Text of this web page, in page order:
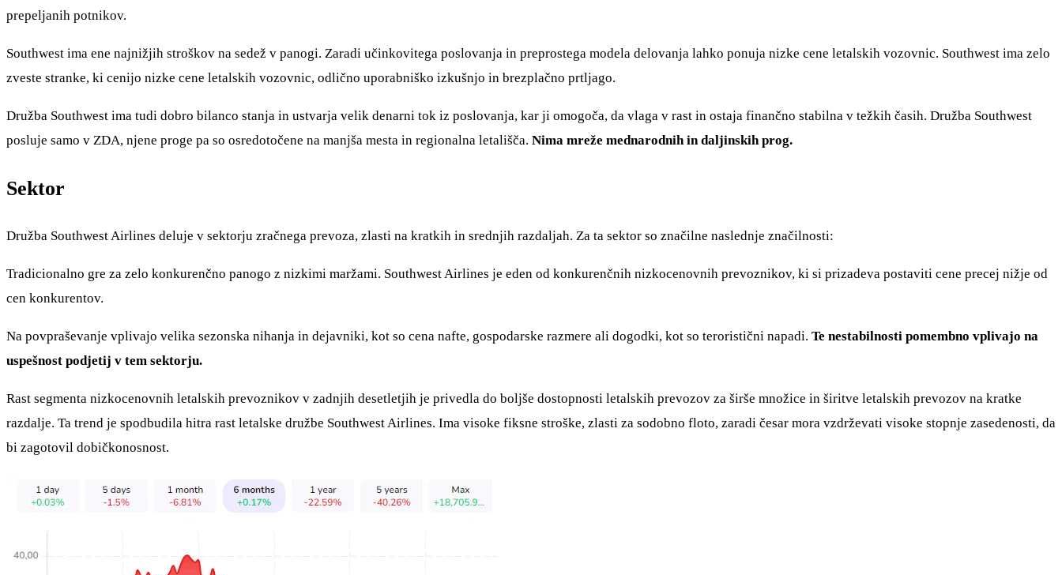
prepeljanih potnikov.
Southwest ima ene najnižjih stroškov na sedež v panogi. Zaradi učinkovitega poslovanja in preprostega modela delovanja lahko ponuja nizke cene letalskih vozovnic. Southwest ima zelo
zveste stranke, ki cenijo nizke cene letalskih vozovnic, odlično uporabniško izkušnjo in brezplačno prtljago.
Družba Southwest ima tudi dobro bilanco stanja in ustvarja velik denarni tok iz poslovanja, kar ji omogoča, da vlaga v rast in ostaja finančno stabilna v težkih časih. Družba Southwest
posluje samo v ZDA, njene proge pa so osredotočene na manjša mesta in regionalna letališča. Nima mreže mednarodnih in daljinskih prog.
Sektor
Družba Southwest Airlines deluje v sektorju zračnega prevoza, zlasti na kratkih in srednjih razdaljah. Za ta sektor so značilne naslednje značilnosti:
Tradicionalno gre za zelo konkurenčno panogo z nizkimi maržami. Southwest Airlines je eden od konkurenčnih nizkocenovnih prevoznikov, ki si prizadeva postaviti cene precej nižje od
cen konkurentov.
Na povpraševanje vplivajo velika sezonska nihanja in dejavniki, kot so cena nafte, gospodarske razmere ali dogodki, kot so teroristični napadi. Te nestabilnosti pomembno vplivajo na
uspešnost podjetij v tem sektorju.
Rast segmenta nizkocenovnih letalskih prevoznikov v zadnjih desetletjih je privedla do boljše dostopnosti letalskih prevozov za širše množice in širitve letalskih prevozov na kratke
razdalje. Ta trend je spodbudila hitra rast letalske družbe Southwest Airlines. Ima visoke fiksne stroške, zlasti za sodobno floto, zaradi česar mora vzdrževati visoke stopnje zasedenosti, da
bi zagotovil dobičkonosnost.